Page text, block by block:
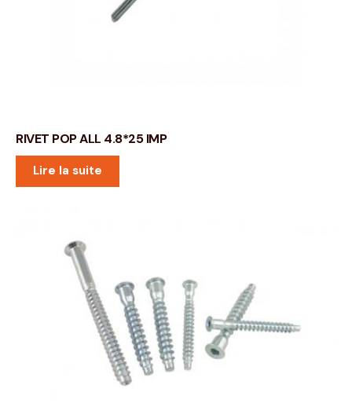
RIVET POP ALL 4.8*25 IMP
Lire la suite